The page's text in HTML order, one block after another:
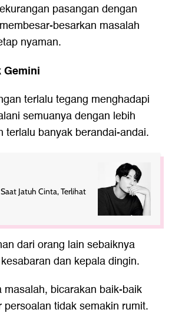
pasangan dengan
besarkan masalah
nyaman.
Gemini
terlalu tegang menghadapi
semuanya dengan lebih
terlalu banyak berandai-andai.
Jatuh Cinta, Terlihat
dari orang lain sebaiknya
dan kepala dingin.
bicarakan baik-baik
tidak semakin rumit.